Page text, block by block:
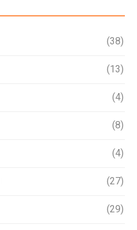
(38)
(13)
(4)
(8)
(4)
(27)
(29)